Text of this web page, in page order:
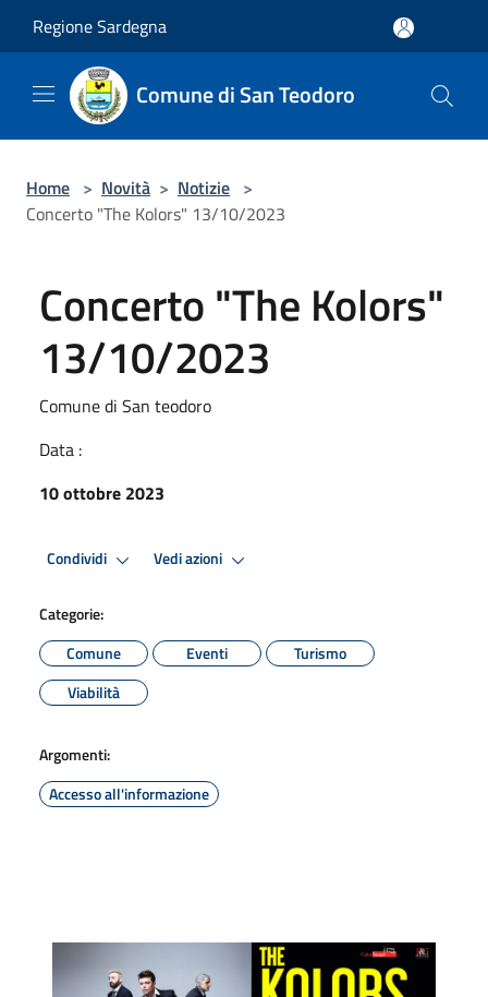
Regione Sardegna
Comune di San Teodoro
Home > Novità > Notizie >
Concerto "The Kolors" 13/10/2023
Concerto "The Kolors"
13/10/2023
Comune di San teodoro
Data :
10 ottobre 2023
Condividi Vedi azioni
Categorie:
Comune
Eventi
Turismo
Viabilità
Argomenti:
Accesso all'informazione